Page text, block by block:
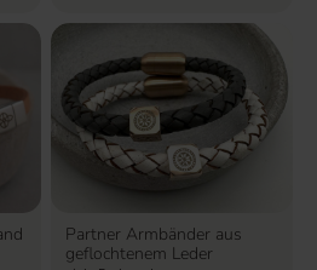
Partner Armbänder aus
geflochtenem Leder